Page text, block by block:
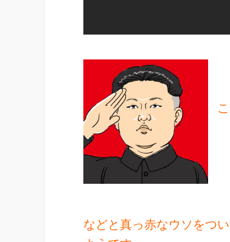
などと真っ赤なウソをつ